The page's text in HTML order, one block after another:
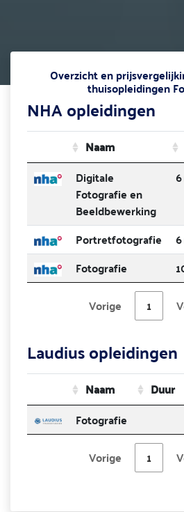
Overzicht en
thuisopleidingen
NHA opleidingen
Naam
Digitale
Fotografie en
Beeldbewerking
Portretfotografie
Fotografie
Vorige
1
Laudius opleidingen
Naam Duur
Fotografie
Vorige
1